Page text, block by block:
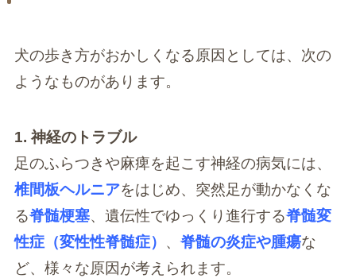
犬の歩き方がおかしくなる原因としては、次の
ようなものがあります。
1. 神経のトラブル
足のふらつきや麻痺を起こす神経の病気には、
椎間板ヘルニアをはじめ、突然足が動かなくな
る脊髄梗塞、遺伝性でゆっくり進行する脊髄変
性症（変性性脊髄症） 、脊髄の炎症や腫瘍な
ど、様々な原因が考えられます。